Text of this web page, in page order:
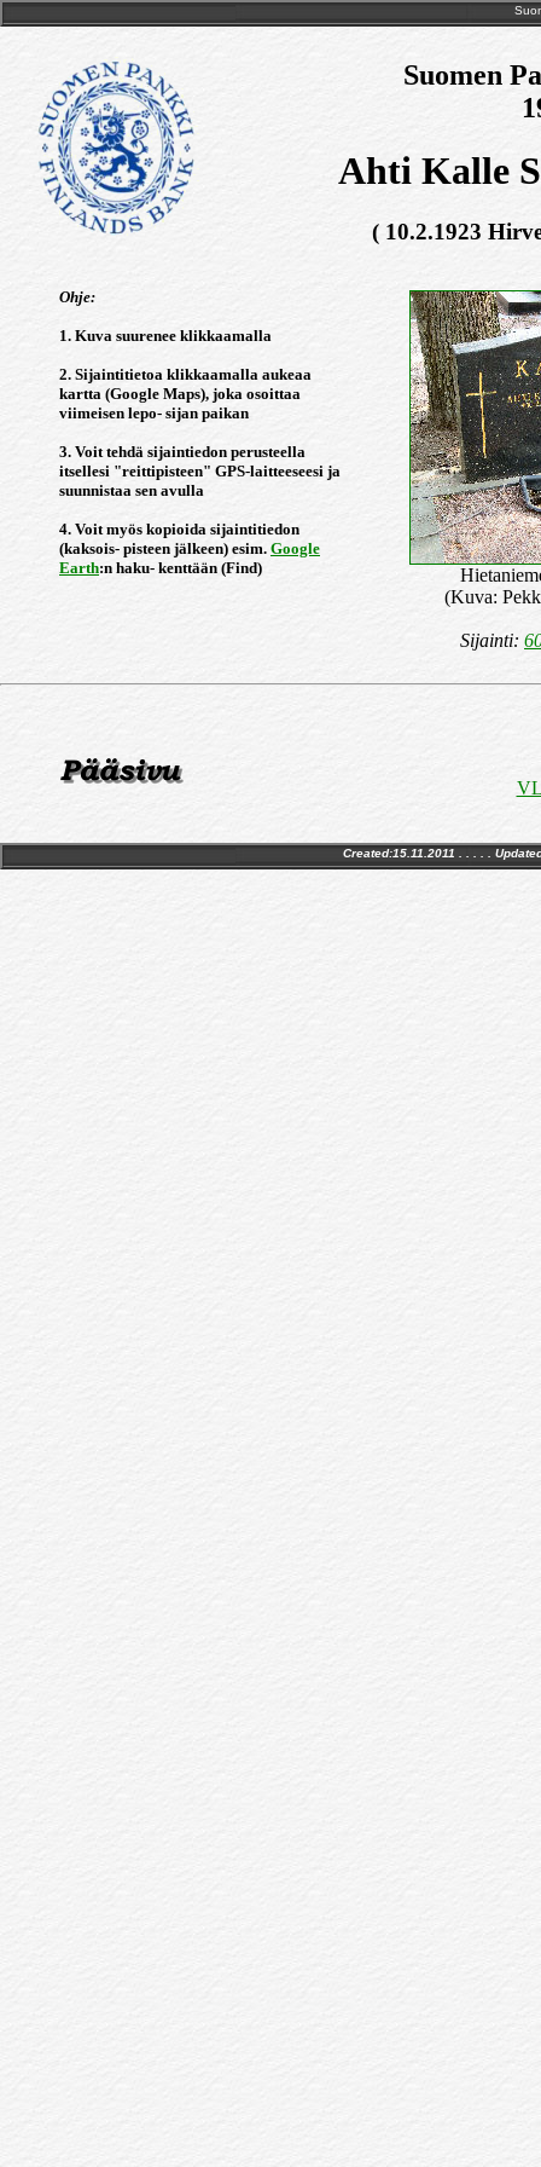
Suomen
Ahti Kalle
( 10.2.1923
Ohje:
1. Kuva suurenee klikkaamalla
2. Sijaintitietoa klikkaamalla aukeaa
kartta (Google Maps), joka osoittaa
viimeisen lepo- sijan paikan
3. Voit tehdä sijaintiedon perusteella
itsellesi "reittipisteen" GPS-laitteeseesi ja
suunnistaa sen avulla
4. Voit myös kopioida sijaintitiedon
(kaksois- pisteen jälkeen) esim. Google
Earth:n haku- kenttään (Find)
(Kuva:
Sijainti:
Created:15.11.2011 . . . . .